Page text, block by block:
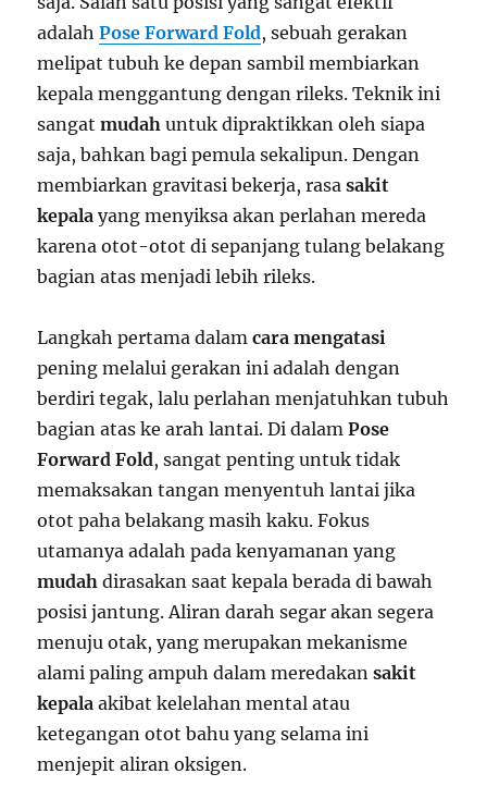
adalahPose Forward Fold, sebuah gerakan
melipat tubuh ke depan sambil membiarkan
kepala menggantung dengan rileks. Teknik ini
sangatmudah untuk dipraktikkan oleh siapa
saja, bahkan bagi pemula sekalipun. Dengan
membiarkan gravitasi bekerja, rasasakit
kepala yang menyiksa akan perlahan mereda
karena otot-otot di sepanjang tulang belakang
bagian atas menjadi lebih rileks.
Langkah pertama dalamcara mengatasi
pening melalui gerakan ini adalah dengan
berdiri tegak, lalu perlahan menjatuhkan tubuh
bagian atas ke arah lantai. Di dalamPose
Forward Fold, sangat penting untuk tidak
memaksakan tangan menyentuh lantai jika
otot paha belakang masih kaku. Fokus
utamanya adalah pada kenyamanan yang
mudah dirasakan saat kepala berada di bawah
posisi jantung. Aliran darah segar akan segera
menuju otak, yang merupakan mekanisme
alami paling ampuh dalam meredakansakit
kepala akibat kelelahan mental atau
ketegangan otot bahu yang selama ini
menjepit aliran oksigen.